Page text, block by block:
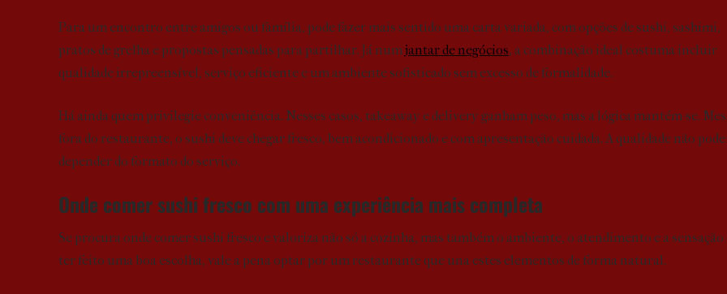
Para um encontro entre amigos ou família, pode fazer mais sentido uma carta variada, com opções de sushi, sashimi,
pratos de grelha e propostas pensadas para partilhar. Já num jantar de negócios, a combinação ideal costuma incluir
qualidade irrepreensível, serviço eficiente e um ambiente sofisticado sem excesso de formalidade.
Há ainda quem privilegie conveniência. Nesses casos, takeaway e delivery ganham peso, mas a lógica mantém-se.
fora do restaurante, o sushi deve chegar fresco, bem acondicionado e com apresentação cuidada. A qualidade não pode
depender do formato do serviço.
Onde comer sushi fresco com uma experiência mais completa
Se procura onde comer sushi fresco e valoriza não só a cozinha, mas também o ambiente, o atendimento e a sensação
ter feito uma boa escolha, vale a pena optar por um restaurante que una estes elementos de forma natural.